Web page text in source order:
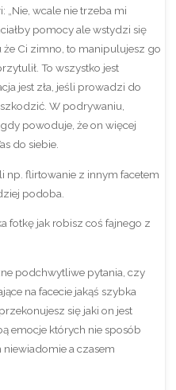
„Nie, wcale nie trzeba mi
pomocy ale wstydzi się
Ci zimno, to manipulujesz go
To wszystko jest
jest zła, jeśli prowadzi do
W podrywaniu,
powoduje, że on więcej
do siebie.
np. flirtowanie z innym facetem
podoba.
fotkę jak robisz coś fajnego z
podchwytliwe pytania, czy
na facecie jakąś szybka
się jaki on jest
emocje których nie sposób
niewiadomie a czasem